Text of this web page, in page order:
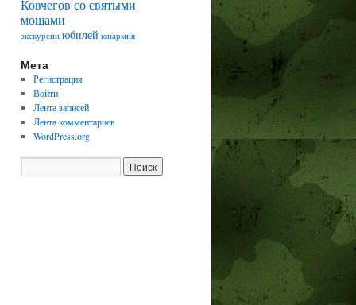
Ковчегов со святыми
мощами
экскурсии юбилей юнармия
Мета
Регистрация
Войти
Лента записей
Лента комментариев
WordPress.org